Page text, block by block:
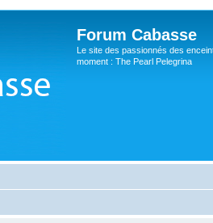
Forum Cabasse
Le site des passionnés des
moment : The Pearl Pelegrina